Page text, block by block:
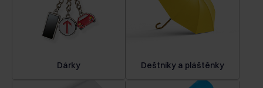
Dárky Deštníky a pláštěnky